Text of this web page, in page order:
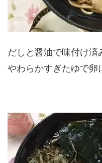
だしと醤油で味付け済
やわらかすぎたゆで卵